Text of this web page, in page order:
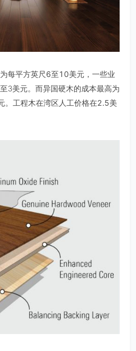
每平方英尺6至10美元，一些业
3美元。而异国硬木的成本最高为
。工程木在湾区人工价格在2.5美